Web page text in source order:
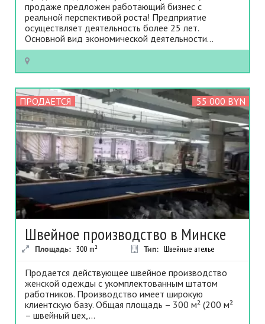
продаже предложен работающий бизнес с
реальной перспективой роста! Предприятие
осуществляет деятельность более 25 лет.
Основной вид экономической деятельности...
ПРОДАЕТСЯ 55 000 BYN
Швейное производство в Минске
Площадь: 300 m² Тип: Швейные ателье
Продается действующее швейное производство
женской одежды с укомплектованным штатом
работников. Производство имеет широкую
клиентскую базу. Общая площадь – 300 м² (200 м²
– швейный цех,...